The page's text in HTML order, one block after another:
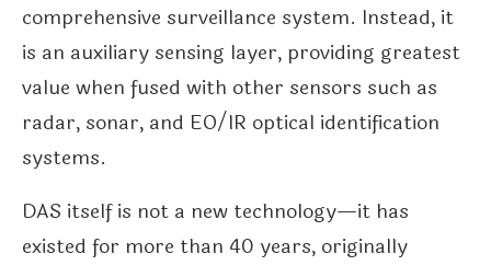
comprehensive surveillance system. Instead, it
is an auxiliary sensing layer, providing greatest
value when fused with other sensors such as
radar, sonar, and EO/IR optical identification
systems.
DAS itself is not a new technology—it has
existed for more than 40 years, originally